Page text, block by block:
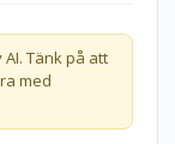
Tänk på att
med